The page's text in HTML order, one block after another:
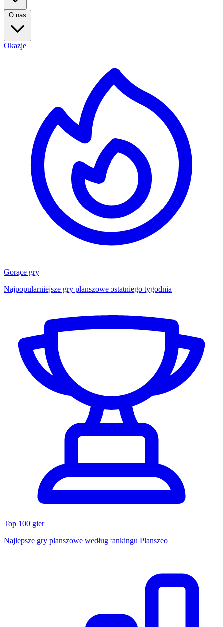
O nas
Okazje
Gorące gry
Najpopularniejsze gry planszowe ostatniego tygodnia
Top 100 gier
Najlepsze gry planszowe według rankingu Planszeo